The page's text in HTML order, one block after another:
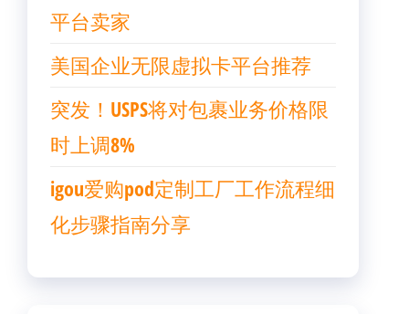
平台卖家
美国企业无限虚拟卡平台推荐
突发！USPS将对包裹业务价格限
时上调8%
igou爱购pod定制工厂工作流程细
化步骤指南分享